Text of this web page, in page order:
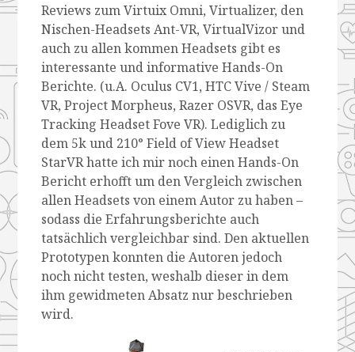
Reviews zum Virtuix Omni, Virtualizer, den
Nischen-Headsets Ant-VR, VirtualVizor und
auch zu allen kommen Headsets gibt es
interessante und informative Hands-On
Berichte. (u.A. Oculus CV1, HTC Vive / Steam
VR, Project Morpheus, Razer OSVR, das Eye
Tracking Headset Fove VR). Lediglich zu
dem 5k und 210° Field of View Headset
StarVR hatte ich mir noch einen Hands-On
Bericht erhofft um den Vergleich zwischen
allen Headsets von einem Autor zu haben –
sodass die Erfahrungsberichte auch
tatsächlich vergleichbar sind. Den aktuellen
Prototypen konnten die Autoren jedoch
noch nicht testen, weshalb dieser in dem
ihm gewidmeten Absatz nur beschrieben
wird.